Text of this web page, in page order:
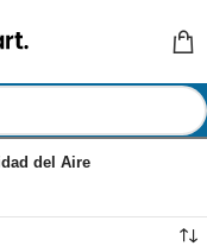
del Aire